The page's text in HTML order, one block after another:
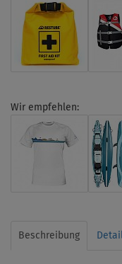
Wir empfehlen:
Beschreibung